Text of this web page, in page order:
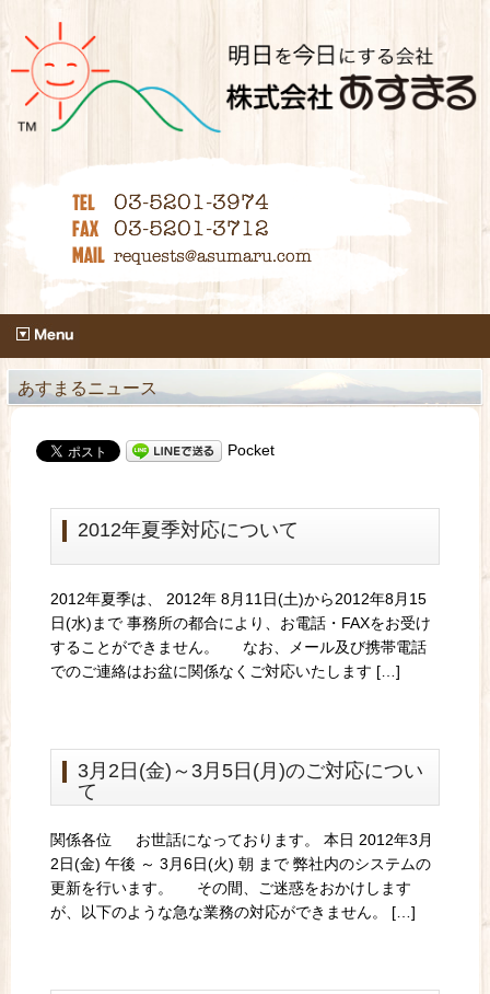
あすまるニュース
Pocket
2012年夏季対応について
2012年夏季は、 2012年 8月11日(土)から2012年8月15
日(水)まで 事務所の都合により、お電話・FAXをお受け
することができません。 なお、メール及び携帯電話
でのご連絡はお盆に関係なくご対応いたします […]
3月2日(金)～3月5日(月)のご対応につい
て
関係各位 お世話になっております。 本日 2012年3月
2日(金) 午後 ～ 3月6日(火) 朝 まで 弊社内のシステムの
更新を行います。 その間、ご迷惑をおかけします
が、以下のような急な業務の対応ができません。 […]